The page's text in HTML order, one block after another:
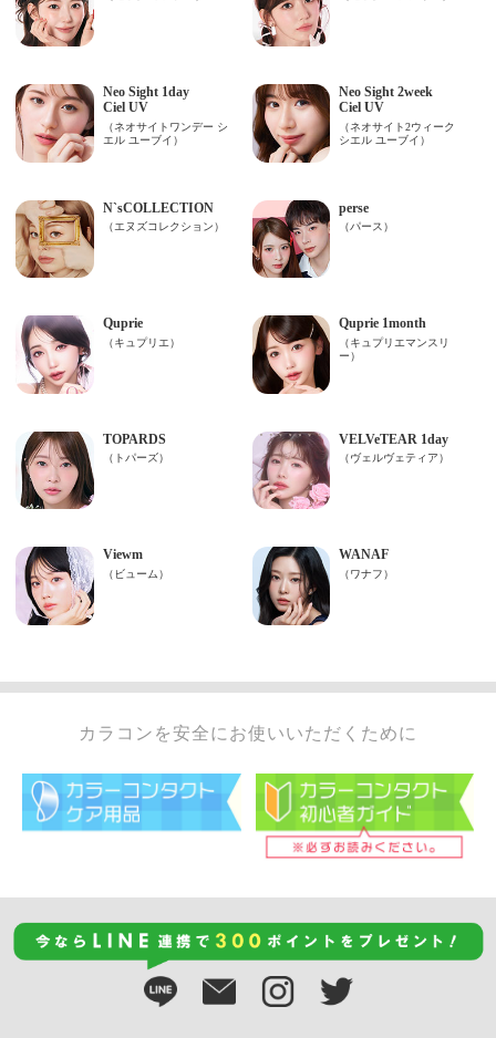
カラコンを安全にお使いいただくために